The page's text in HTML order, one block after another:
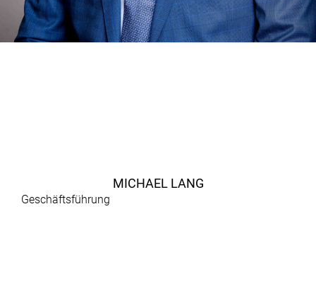
MICHAEL LANG
Geschäftsführung